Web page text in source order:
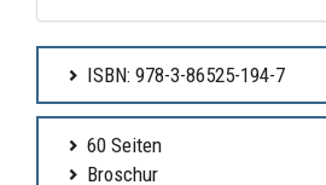
ISBN: 978-3-86525-194-7
60 Seiten
Broschur